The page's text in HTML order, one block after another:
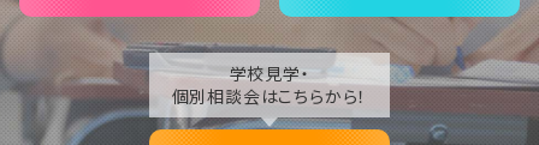
学校見学・
個別相談会はこちらから！